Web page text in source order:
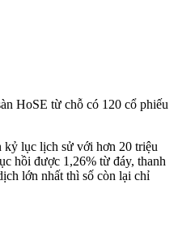
HoSE từ chỗ có 120 cổ phiếu
kỷ lục lịch sử với hơn 20 triệu
hồi được 1,26% từ đáy, thanh
lớn nhất thì số còn lại chỉ